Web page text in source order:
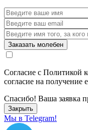
Заказать молебен
Согласие с Политикой
согласие на
Спасибо! Ваша заявка
Закрыть
Мы в Telegram!